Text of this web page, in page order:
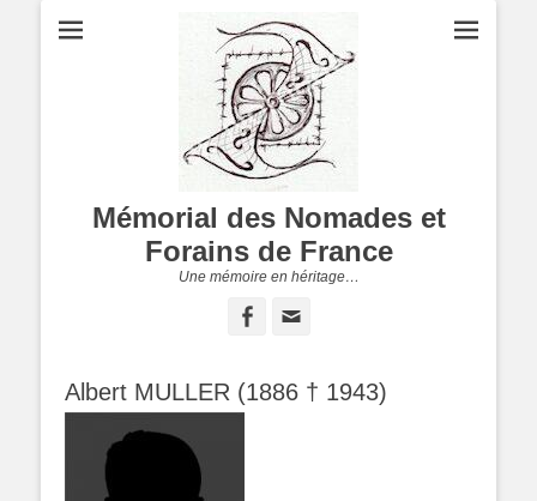
Mémorial des Nomades et
Forains de France
Une mémoire en héritage…
Facebook
Albert MULLER (1886 † 1943)